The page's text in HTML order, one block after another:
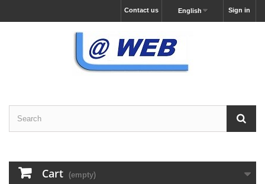
Sign in
English
Contact us
Cart (empty)